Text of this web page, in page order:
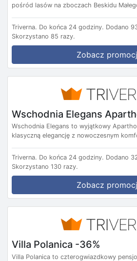
pośród lasów na zboczach Beskidu
Triverna. Do końca 24 godziny. Dodano
Skorzystano 85 razy.
Zobacz
Wschodnia Elegans
Wschodnia Elegans to wyjątkowy
klasyczną elegancję z nowoczesnym
Triverna. Do końca 24 godziny. Dodano
Skorzystano 130 razy.
Zobacz
Villa Polanica -36%
Villa Polanica to czterogwiazdkowy